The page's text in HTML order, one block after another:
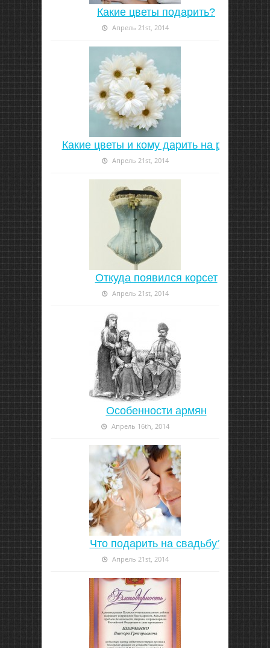
Какие цветы подарить?
Апрель 21st, 2014
Какие цветы и кому дарить на работе
Апрель 21st, 2014
Откуда появился корсет
Апрель 21st, 2014
Особенности армян
Апрель 16th, 2014
Что подарить на свадьбу?
Апрель 21st, 2014